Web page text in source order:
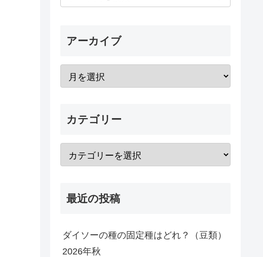
アーカイブ
カテゴリー
最近の投稿
ダイソーの種の固定種はどれ？（豆類）
2026年秋